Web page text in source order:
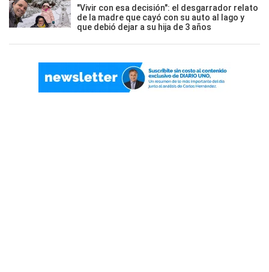
"Vivir con esa decisión": el desgarrador relato
de la madre que cayó con su auto al lago y
que debió dejar a su hija de 3 años